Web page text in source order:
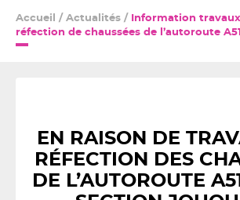
Accueil / Actualités /
Information
réfection de chaussées de l’autoroute A51
EN RAISON DE
RÉFECTION DES
DE L’AUTOROUTE